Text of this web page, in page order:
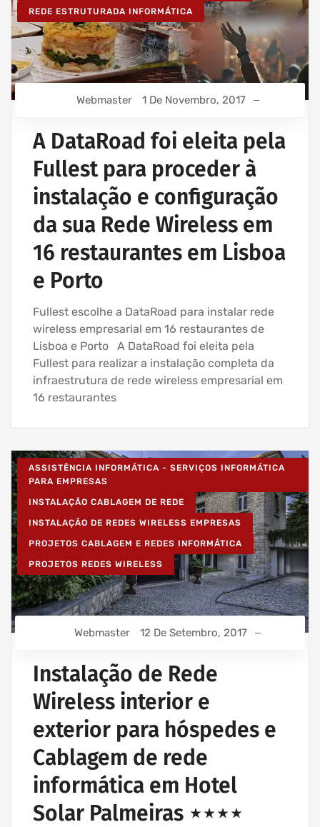
REDE ESTRUTURADA INFORMÁTICA
Webmaster 1 De Novembro, 2017
A DataRoad foi eleita pela
Fullest para proceder à
instalação e configuração
da sua Rede Wireless em
16 restaurantes em Lisboa
e Porto
Fullest escolhe a DataRoad para instalar rede
wireless empresarial em 16 restaurantes de
Lisboa e Porto A DataRoad foi eleita pela
Fullest para realizar a instalação completa da
infraestrutura de rede wireless empresarial em
16 restaurantes
ASSISTÊNCIA INFORMÁTICA - SERVIÇOS INFORMÁTICA
PARA EMPRESAS
INSTALAÇÃO CABLAGEM DE REDE
INSTALAÇÃO DE REDES WIRELESS EMPRESAS
PROJETOS CABLAGEM E REDES INFORMÁTICA
PROJETOS REDES WIRELESS
Webmaster 12 De Setembro, 2017
Instalação de Rede
Wireless interior e
exterior para hóspedes e
Cablagem de rede
informática em Hotel
Solar Palmeiras ⋆⋆⋆⋆